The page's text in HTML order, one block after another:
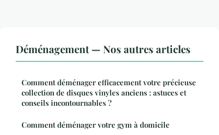
Déménagement — Nos autres articles
Comment déménager efficacement votre précieuse
collection de disques vinyles anciens : astuces et
conseils incontournables ?
Comment déménager votre gym à domicile